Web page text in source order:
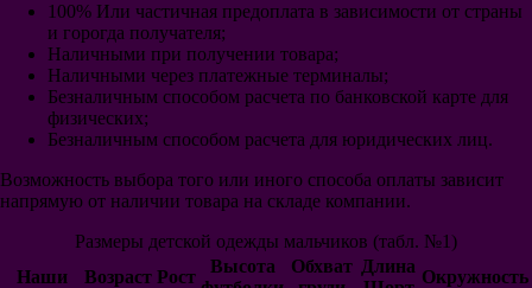
Франция
Голландия
Польша
Колумбия
Мексика
Хорватия
Швеция
Исландия
Перу
Коста-Рика
100% Или частичная предоплата в зависимости от страны
и горогда получателя;
Наличными при получении товара;
Наличными через платежные терминалы;
Безналичным способом расчета по банковской карте для
физических;
Безналичным способом расчета для юридических лиц.
Возможность выбора того или иного способа оплаты зависит
напрямую от наличии товара на складе компании.
Размеры детской одежды мальчиков (табл. №1)
Наши
Возраст Рост
Высота
Обхват Длина
Окружность